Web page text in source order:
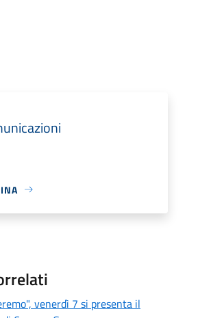
venerdì 7 si presenta il